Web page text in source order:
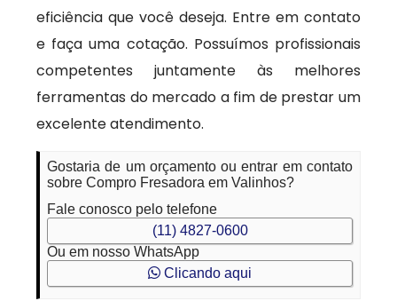
eficiência que você deseja. Entre em contato
e faça uma cotação. Possuímos profissionais
competentes juntamente às melhores
ferramentas do mercado a fim de prestar um
excelente atendimento.
Gostaria de um orçamento ou entrar em contato
sobre Compro Fresadora em Valinhos?
Fale conosco pelo telefone
(11) 4827-0600
Ou em nosso WhatsApp
Clicando aqui